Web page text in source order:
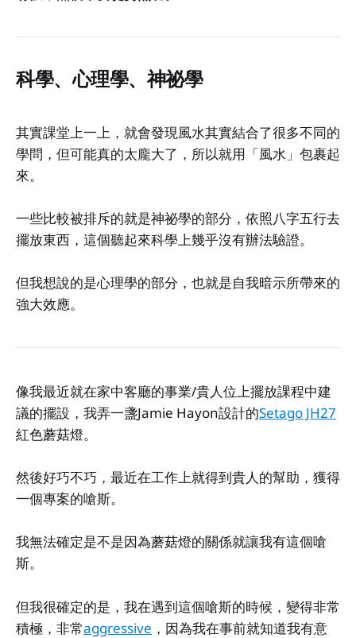
科學、心理學、神祕學
其實課堂上一上，就會發現風水其實結合了很多不同的
學問，但可能真的太龐大了，所以就用「風水」包裹起
來。
一些比較被排斥的就是神祕學的部分，依照八字五行去
擺放東西，這個聽起來科學上幾乎沒有辦法驗證。
但我想說的是心理學的部分，也就是自我暗示所帶來的
強大效應。
像我最近就在家中客廳的事業/貴人位上擺放課程中建
議的擺設，我弄一盞Jamie Hayon設計的Setago JH27
紅色蘑菇燈。
然後好巧不巧，最近在工作上就得到貴人的幫助，獲得
一個專案的嗆斯。
我無法確定是不是因為蘑菇燈的關係就讓我有這個嗆
斯。
但我很確定的是，我在遇到這個嗆斯的時候，變得非常
積極，非常aggressive ，因為我在事前就知道我有意